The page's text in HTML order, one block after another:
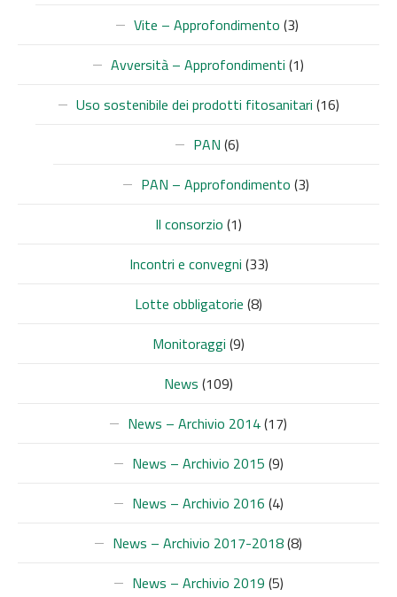
Vite – Approfondimento (3)
Avversità – Approfondimenti (1)
Uso sostenibile dei prodotti fitosanitari (16)
PAN (6)
PAN – Approfondimento (3)
Il consorzio (1)
Incontri e convegni (33)
Lotte obbligatorie (8)
Monitoraggi (9)
News (109)
News – Archivio 2014(17)
News – Archivio 2015 (9)
News – Archivio 2016 (4)
News – Archivio 2017-2018(8)
News – Archivio 2019 (5)